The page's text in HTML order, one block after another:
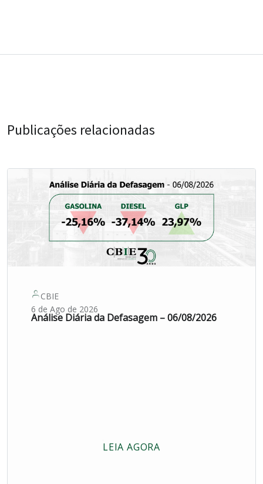
Publicações relacionadas
CBIE
6 de Ago de 2026
Análise Diária da Defasagem – 06/08/2026
LEIA AGORA